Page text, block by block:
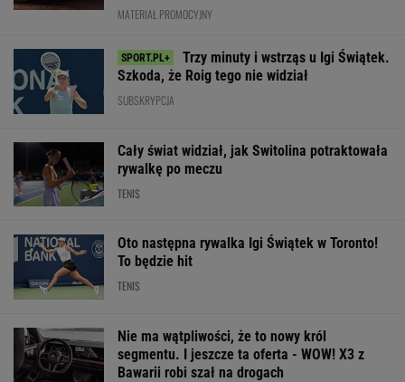
MATERIAŁ PROMOCYJNY
Trzy minuty i wstrząs u Igi Świątek.
Szkoda, że Roig tego nie widział
SUBSKRYPCJA
Cały świat widział, jak Switolina potraktowała
rywalkę po meczu
TENIS
Oto następna rywalka Igi Świątek w Toronto!
To będzie hit
TENIS
Nie ma wątpliwości, że to nowy król
segmentu. I jeszcze ta oferta - WOW! X3 z
Bawarii robi szał na drogach